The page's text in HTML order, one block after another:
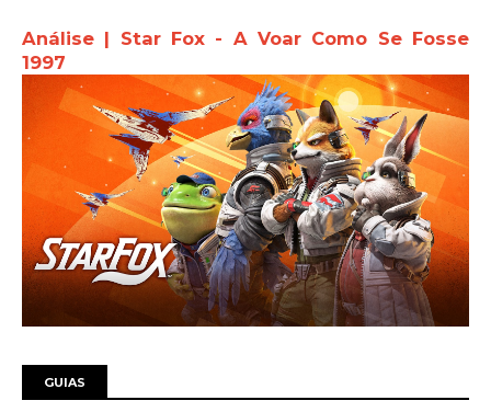
Análise | Star Fox - A Voar Como Se Fosse
1997
GUIAS